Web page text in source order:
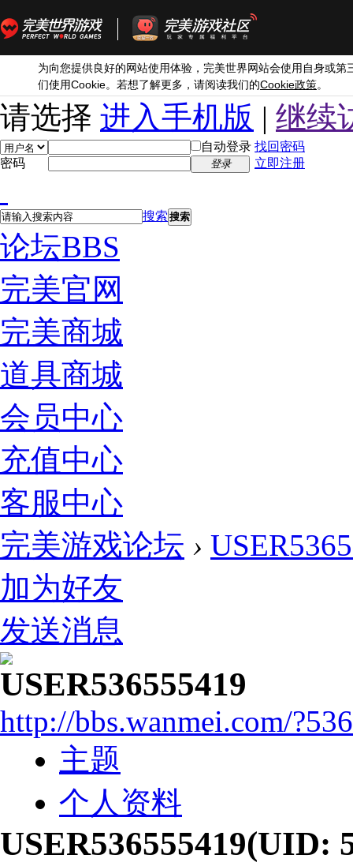
为向您提供良好的网站使用体验，完美世界网站会使用自身或第
们使用Cookie。若想了解更多，请阅读我们的Cookie政策。
请选择 进入手机版 | 继续
自动登录 找回密码
密码
登录 立即注册
搜索 搜索
论坛BBS
完美官网
完美商城
道具商城
会员中心
充值中心
客服中心
完美游戏论坛 ›
加为好友
发送消息
USER536555419
http://bbs.wanmei.com/
主题
个人资料
USER536555419(UID: